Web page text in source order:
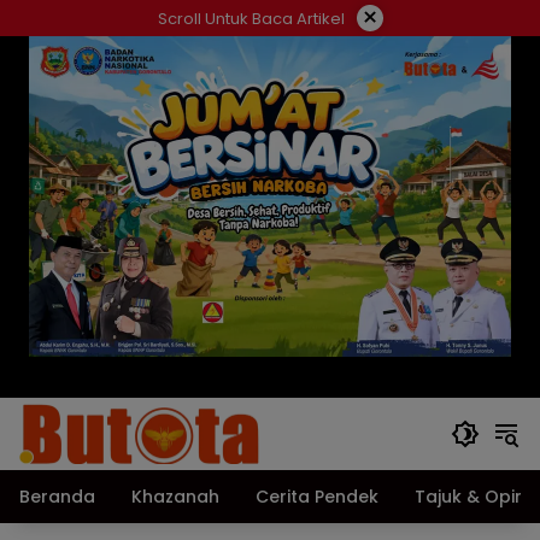
ke
konten
Scroll Untuk Baca Artikel ×
Beranda Khazanah Cerita Pendek Tajuk & Opini